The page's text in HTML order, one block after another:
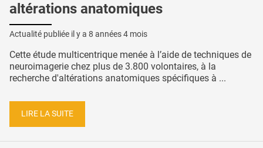
altérations anatomiques
Actualité publiée il y a 8 années 4 mois
Cette étude multicentrique menée à l’aide de techniques de
neuroimagerie chez plus de 3.800 volontaires, à la
recherche d'altérations anatomiques spécifiques à ...
LIRE LA SUITE